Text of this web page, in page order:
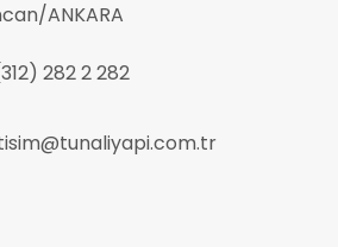
ANKARA
282 2 282